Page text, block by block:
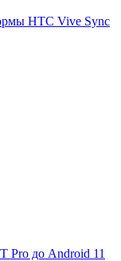
HTC Vive Sync
Pro до Android 11